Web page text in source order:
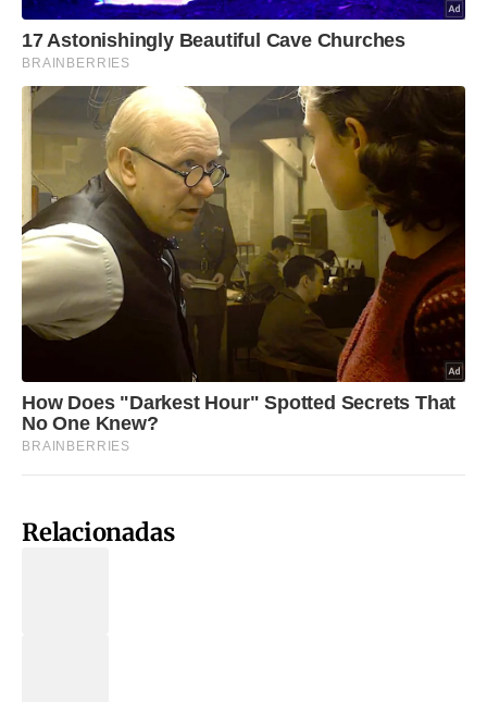
Relacionadas